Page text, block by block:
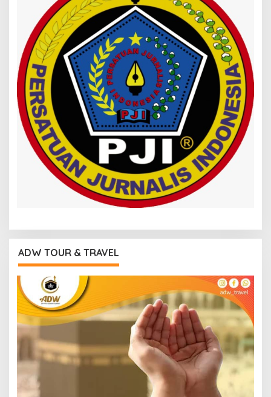
ADW TOUR & TRAVEL